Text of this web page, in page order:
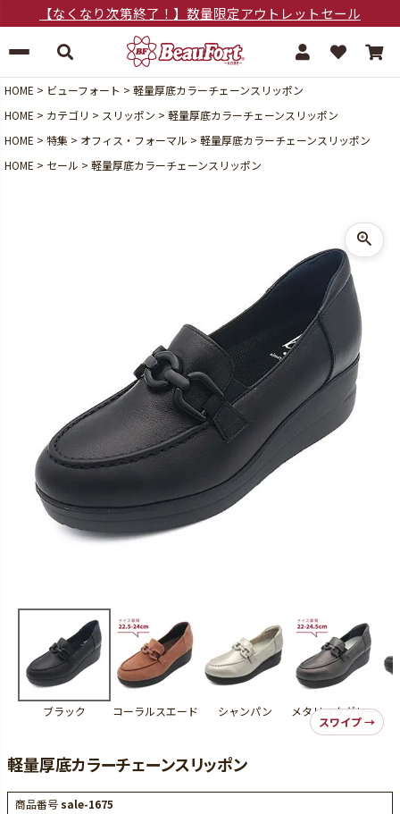
【なくなり次第終了！】数量限定アウトレットセール
HOME ビューフォート
軽量厚底カラーチェーンスリッポン
HOME
カテゴリ スリッポン
軽量厚底カラーチェーンスリッポン
HOME
特集 オフィス・フォーマル
軽量厚底カラーチェーンスリッポン
HOME
セール 軽量厚底カラーチェーンスリッポン
ブラック コーラルスエード シャンパン メタリックグレー
軽量厚底カラーチェーンスリッポン
商品番号sale-1675